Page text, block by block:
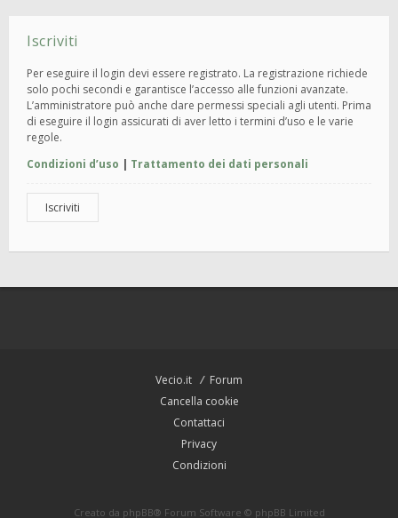
Iscriviti
Per eseguire il login devi essere registrato. La registrazione richiede
solo pochi secondi e garantisce l’accesso alle funzioni avanzate.
L’amministratore può anche dare permessi speciali agli utenti. Prima
di eseguire il login assicurati di aver letto i termini d’uso e le varie
regole.
Condizioni d’uso | Trattamento dei dati personali
Iscriviti
Vecio.it
Forum
Cancella cookie
Contattaci
Privacy
Condizioni
Creato da phpBB® Forum Software © phpBB Limited